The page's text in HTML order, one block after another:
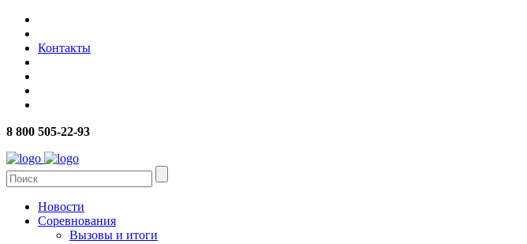
Контакты
8 800 505-22-93
Новости
Соревнования
Вызовы и итоги